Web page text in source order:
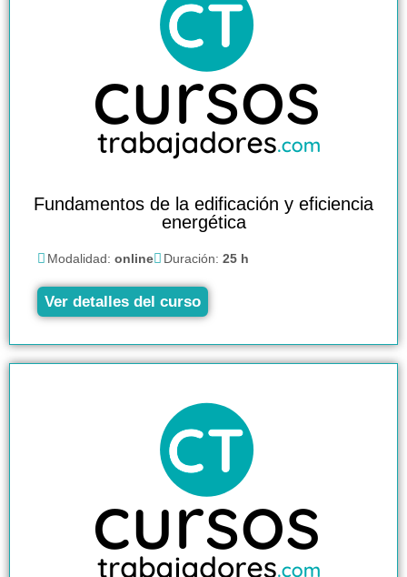
Fundamentos de la edificación y eficiencia
energética
Modalidad: online Duración: 25 h
Ver detalles del curso